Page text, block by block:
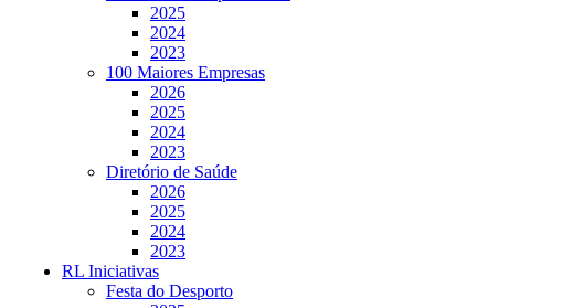
2025
2024
2023
100 Maiores Empresas
2026
2025
2024
2023
Diretório de Saúde
2026
2025
2024
2023
RL Iniciativas
Festa do Desporto